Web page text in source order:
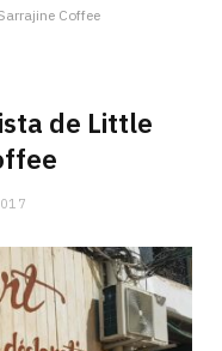
Coffee
de Little